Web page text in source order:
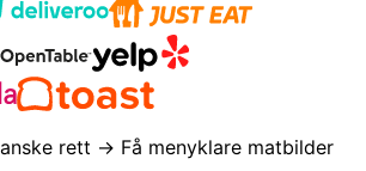
rett → Få menyklare matbilder